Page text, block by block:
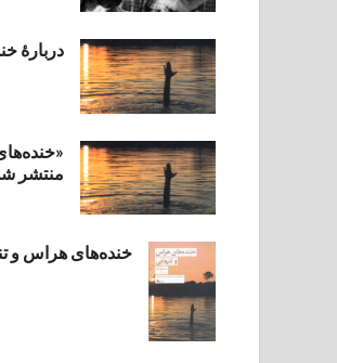
دربارهٔ
منتشر
خنده‌های هراس و